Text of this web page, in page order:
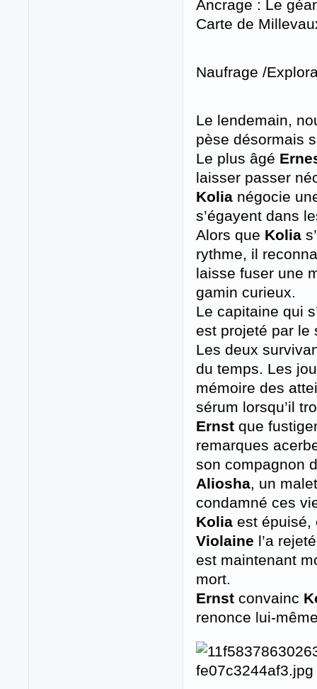
Ancrage : Le
Carte de
Naufrage /
Le lendemain,
pèse désormais
Le plus âgé
laisser passer
Kolia négocie
s’égayent dans
Alors que Kolia
rythme, il
laisse fuser une
gamin curieux.
Le capitaine qui
est projeté par le
Les deux
du temps. Les
mémoire des
sérum lorsqu’il
Ernst que
remarques
son compagnon
Aliosha, un
condamné ces
Kolia est épuisé,
Violaine l’a
est maintenant
mort.
Ernst convainc
renonce lui-